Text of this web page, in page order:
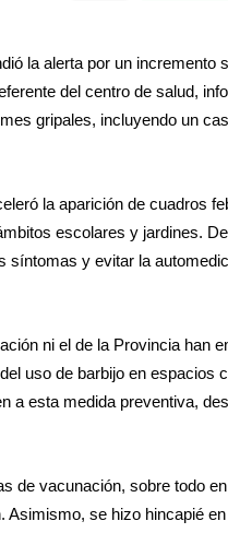
la alerta por un
del centro de salud,
gripales, incluyendo un
la aparición de cuadros
escolares y jardines.
síntomas y evitar la
ni el de la Provincia han
uso de barbijo en espacios
a esta medida preventiva,
de vacunación, sobre todo
Asimismo, se hizo hincapié